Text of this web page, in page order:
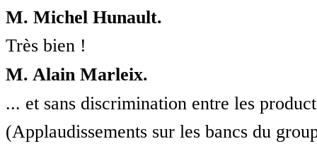
M. Michel Hunault.
Très bien !
M. Alain Marleix.
... et sans discrimination entre les
(Applaudissements sur les bancs du